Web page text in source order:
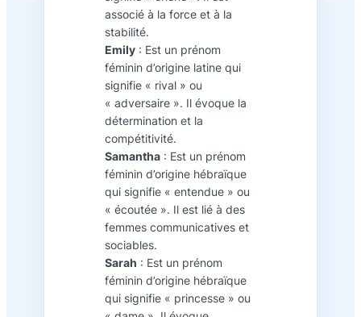
associé à la force et à la
stabilité.
Emily: Est un prénom
féminin d’origine latine qui
signifie « rival » ou
« adversaire ». Il évoque la
détermination et la
compétitivité.
Samantha: Est un prénom
féminin d’origine hébraïque
qui signifie « entendue » ou
« écoutée ». Il est lié à des
femmes communicatives et
sociables.
Sarah : Est un prénom
féminin d’origine hébraïque
qui signifie « princesse » ou